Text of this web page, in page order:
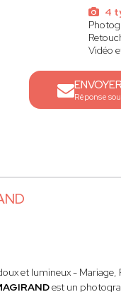
4
Vidéo
Réponse
et lumineux -
est un